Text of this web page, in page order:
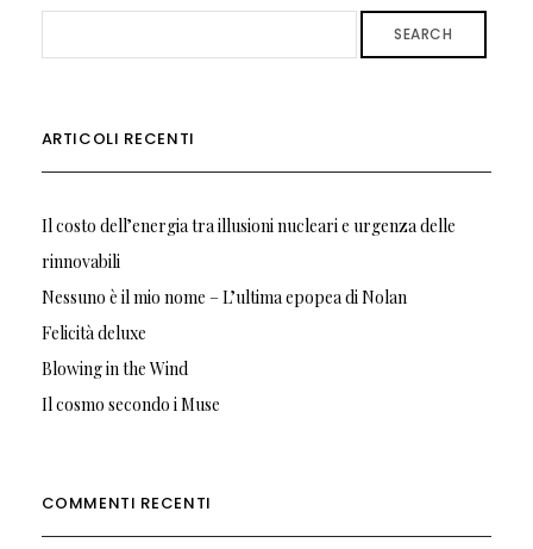
SEARCH
ARTICOLI RECENTI
Il costo dell’energia tra illusioni nucleari e urgenza delle
rinnovabili
Nessuno è il mio nome – L’ultima epopea di Nolan
Felicità deluxe
Blowing in the Wind
Il cosmo secondo i Muse
COMMENTI RECENTI